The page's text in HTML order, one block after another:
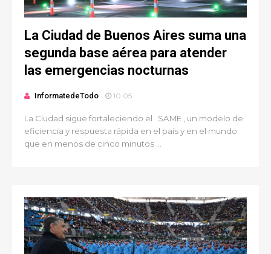
La Ciudad de Buenos Aires suma una
segunda base aérea para atender
las emergencias nocturnas
InformatedeTodo 10:05
La Ciudad sigue fortaleciendo el SAME , un modelo de
eficiencia y respuesta rápida en el país y en el mundo
que en menos de cinco minutos ...